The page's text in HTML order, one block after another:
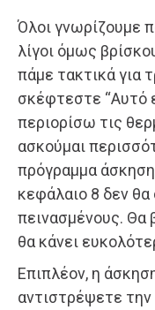
Όλοι γνωρίζουμε
λίγοι όμως
πάμε τακτικά για
σκέφτεστε “Αυτό
περιορίσω τις
ασκούμαι
πρόγραμμα
κεφάλαιο 8 δεν
πεινασμένους. Θα
θα κάνει
Επιπλέον, η
αντιστρέψετε την